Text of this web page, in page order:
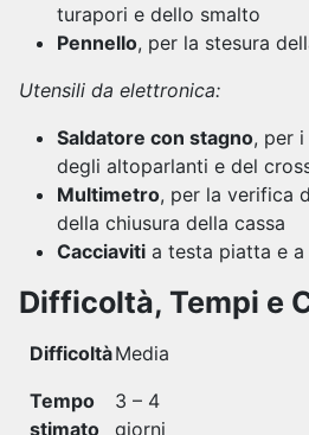
turapori e dello smalto
Pennello, per la stesura
Utensili da elettronica:
Saldatore con stagno, per
degli altoparlanti e del
Multimetro, per la verifica
della chiusura della cassa
Cacciaviti a testa piatta e
Difficoltà, Tempi e
DifficoltàMedia
Tempo
stimato
3 – 4
giorni